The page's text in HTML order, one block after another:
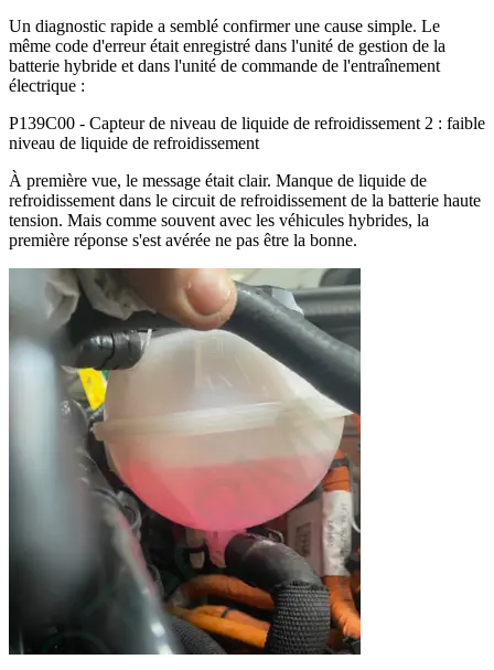
Un diagnostic rapide a semblé confirmer une cause simple. Le
même code d'erreur était enregistré dans l'unité de gestion de la
batterie hybride et dans l'unité de commande de l'entraînement
électrique :
P139C00 - Capteur de niveau de liquide de refroidissement 2 : faible
niveau de liquide de refroidissement
À première vue, le message était clair. Manque de liquide de
refroidissement dans le circuit de refroidissement de la batterie haute
tension. Mais comme souvent avec les véhicules hybrides, la
première réponse s'est avérée ne pas être la bonne.